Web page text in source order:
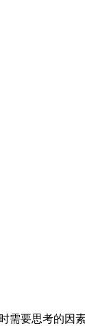
需要思考的因